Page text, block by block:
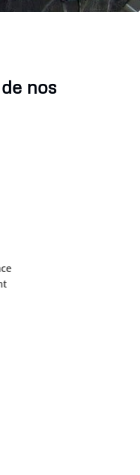
nos